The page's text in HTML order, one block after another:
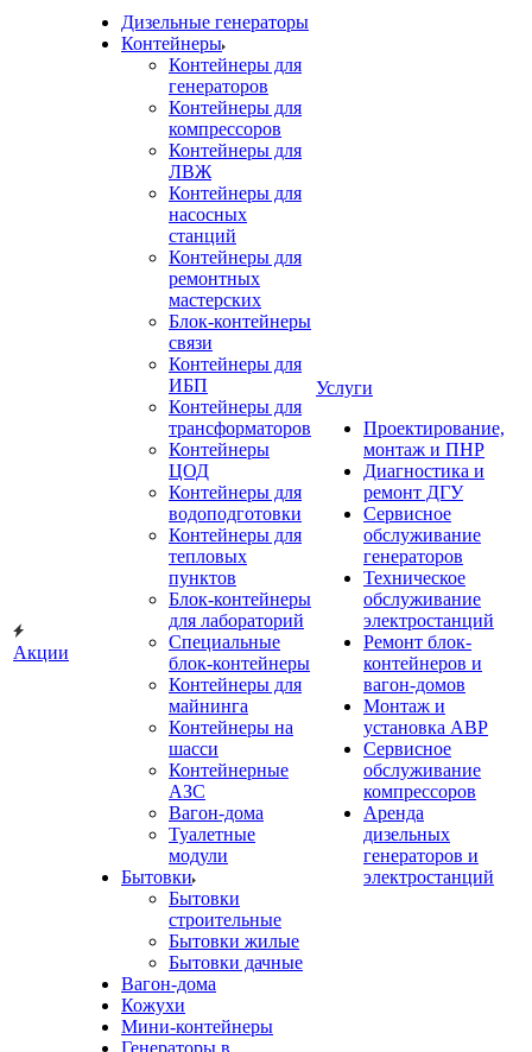
Акции
Дизельные генераторы
Контейнеры
Контейнеры для
генераторов
Контейнеры для
компрессоров
Контейнеры для
ЛВЖ
Контейнеры для
насосных
станций
Контейнеры для
ремонтных
мастерских
Блок-контейнеры
связи
Контейнеры для
ИБП
Контейнеры для
трансформаторов
Контейнеры
ЦОД
Контейнеры для
водоподготовки
Контейнеры для
тепловых
пунктов
Блок-контейнеры
для лабораторий
Специальные
блок-контейнеры
Контейнеры для
майнинга
Контейнеры на
шасси
Контейнерные
АЗС
Вагон-дома
Туалетные
модули
Бытовки
Бытовки
строительные
Бытовки жилые
Бытовки дачные
Вагон-дома
Кожухи
Мини-контейнеры
Генераторы в
Услуги
Проектирование,
монтаж и ПНР
Диагностика и
ремонт ДГУ
Сервисное
обслуживание
генераторов
Техническое
обслуживание
электростанций
Ремонт блок-
контейнеров и
вагон-домов
Монтаж и
установка АВР
Сервисное
обслуживание
компрессоров
Аренда
дизельных
генераторов и
электростанций